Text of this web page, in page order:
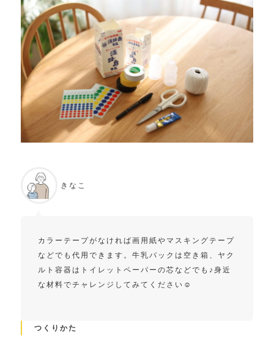
きなこ
カラーテープがなければ画用紙やマスキングテープ
などでも代用できます。牛乳パックは空き箱、ヤク
ルト容器はトイレットペーパーの芯などでも♪身近
な材料でチャレンジしてみてください☺︎
つくりかた